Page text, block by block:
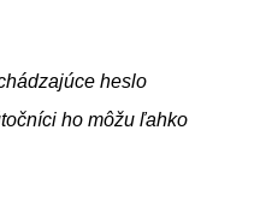
heslo
ho môžu ľahko